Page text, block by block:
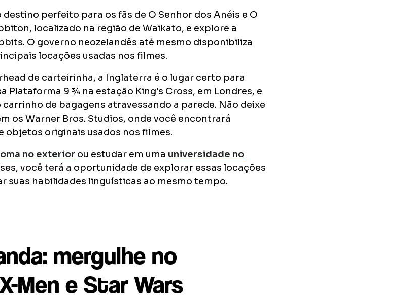
destino perfeito para os fãs de O Senhor dos Anéis e O
localizado na região de Waikato, e explore a
O governo neozelandês até mesmo disponibiliza
locações usadas nos filmes.
de carteirinha, a Inglaterra é o lugar certo para
Plataforma 9 ¾ na estação King's Cross, em Londres, e
de bagagens atravessando a parede. Não deixe
os Warner Bros. Studios, onde você encontrará
objetos originais usados nos filmes.
no exterior ou estudar em uma universidade no
você terá a oportunidade de explorar essas locações
suas habilidades linguísticas ao mesmo tempo.
mergulhe no
Men e Star Wars